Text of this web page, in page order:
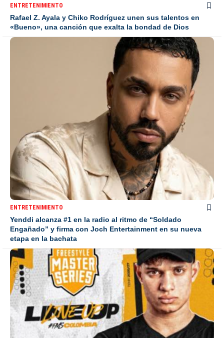
ENTRETENIMIENTO
Rafael Z. Ayala y Chiko Rodríguez unen sus talentos en
«Bueno», una canción que exalta la bondad de Dios
ENTRETENIMIENTO
Yenddi alcanza #1 en la radio al ritmo de “Soldado
Engañado” y firma con Joch Entertainment en su nueva
etapa en la bachata